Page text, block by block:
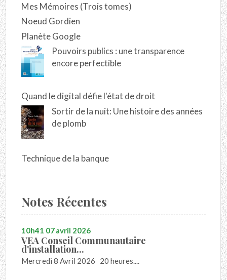
Mes Mémoires (Trois tomes)
Noeud Gordien
Planète Google
Pouvoirs publics : une transparence
encore perfectible
Quand le digital défie l'état de droit
Sortir de la nuit: Une histoire des années
de plomb
Technique de la banque
Notes Récentes
10h41 07avril 2026
VEA Conseil Communautaire
d'installation...
Mercredi 8 Avril 2026 20 heures....